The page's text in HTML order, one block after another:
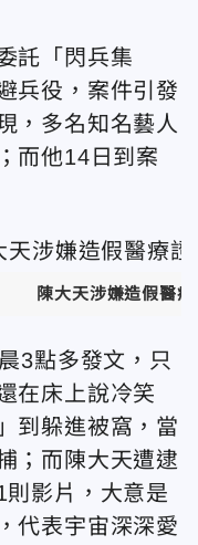
託「閃兵集
兵役，案件引發
，多名知名藝人
而他14日到案
陳大天涉嫌造假醫
3點多發文，只
在床上說冷笑
到躲進被窩，當
；而陳大天遭逮
影片，大意是
代表宇宙深深愛